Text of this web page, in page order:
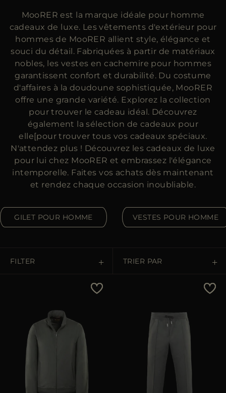
PLUS DE PAYS
MooRER est la marque idéale pour homme
cadeaux de luxe. Les vêtements d'extérieur pour
hommes de MooRER allient style, élégance et
souci du détail. Fabriquées à partir de matériaux
nobles, les vestes en cachemire pour hommes
garantissent confort et durabilité. Du costume
d'affaires à la doudoune sophistiquée, MooRER
offre une grande variété. Explorez la collection
pour trouver le cadeau idéal. Découvrez
également la sélection de cadeaux pour
elle[pour trouver tous vos cadeaux spéciaux.
N'attendez plus ! Découvrez les cadeaux de luxe
pour lui chez MooRER et embrassez l'élégance
intemporelle. Faites vos achats dès maintenant
et rendez chaque occasion inoubliable.
GILET POUR HOMME VESTES POUR HOMME
FILTER TRIER PAR
Prix Décroissant
Les Plus Vendus
Les Plus Populaires